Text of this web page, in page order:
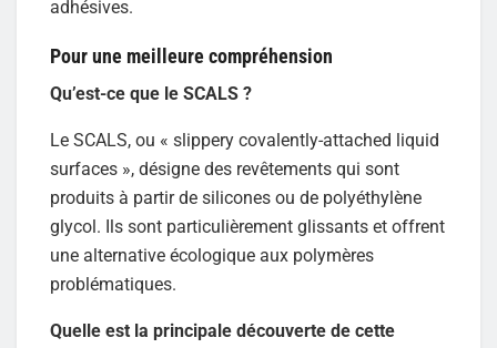
adhésives.
Pour une meilleure compréhension
Qu’est-ce que le SCALS ?
Le SCALS, ou « slippery covalently-attached liquid
surfaces », désigne des revêtements qui sont
produits à partir de silicones ou de polyéthylène
glycol. Ils sont particulièrement glissants et offrent
une alternative écologique aux polymères
problématiques.
Quelle est la principale découverte de cette